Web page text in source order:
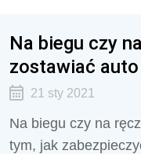
Na biegu czy
zostawiać
21 sty 2021
Na biegu czy na
tym, jak